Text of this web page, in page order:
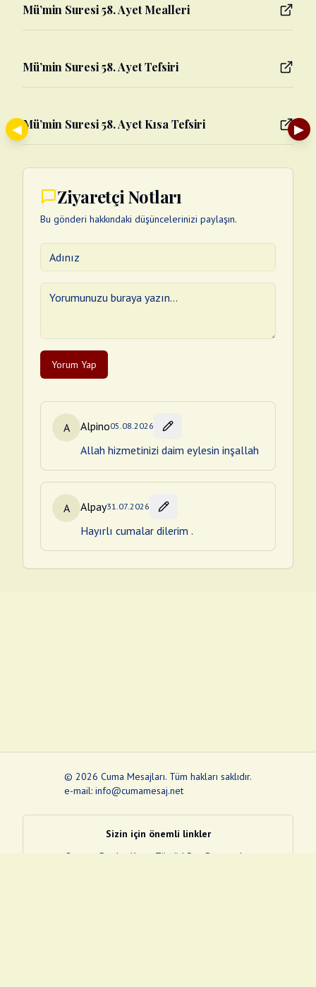
Mü’min Suresi 58. Ayet Mealleri
Mü’min Suresi 58. Ayet Tefsiri
Mü’min Suresi 58. Ayet Kısa Tefsiri
Ziyaretçi Notları
Bu gönderi hakkındaki düşüncelerinizi paylaşın.
Yorum Yap
A Alpino05.08.2026
Allah hizmetinizi daim eylesin inşallah
A Alpay31.07.2026
Hayırlı cumalar dilerim .
◀ ▶
© 2026 Cuma Mesajları. Tüm hakları saklıdır.
e-mail: info@cumamesaj.net
Sizin için önemli linkler
Quran
e-Devlet Kapısı Tüvtürk Son Depremler